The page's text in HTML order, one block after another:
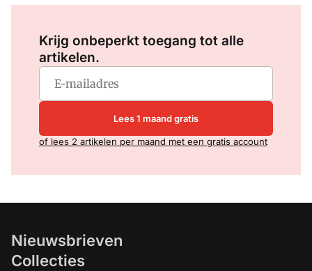
Krijg onbeperkt toegang tot alle
artikelen.
Lees 1 maand gratis
of lees 2 artikelen per maand met een gratis account
Nieuwsbrieven
Collecties